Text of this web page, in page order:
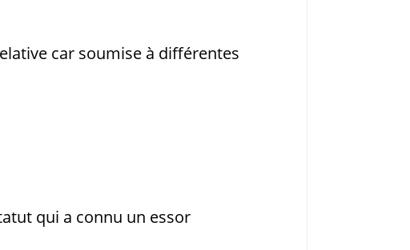
car soumise à différentes
qui a connu un essor